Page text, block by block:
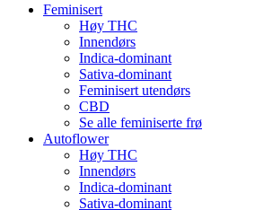
Feminisert
Høy THC
Innendørs
Indica-dominant
Sativa-dominant
Feminisert utendørs
CBD
Se alle feminiserte frø
Autoflower
Høy THC
Innendørs
Indica-dominant
Sativa-dominant